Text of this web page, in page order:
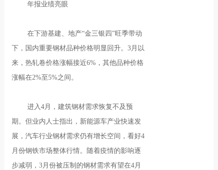
年报业绩亮眼
在下游基建、地产“金三银四”旺季带动
下，国内重要钢材品种价格明显回升。3月以
来，热轧卷价格涨幅接近6%，其他品种价格
涨幅在2%至5%之间。
进入4月，建筑钢材需求恢复不及预
期。但业内人士指出，新能源车产业快速发
展，汽车行业钢材需求仍有增长空间，看好4
月份钢铁市场整体行情。随着疫情的影响逐
步减弱，3月份被压制的钢材需求有望在4月